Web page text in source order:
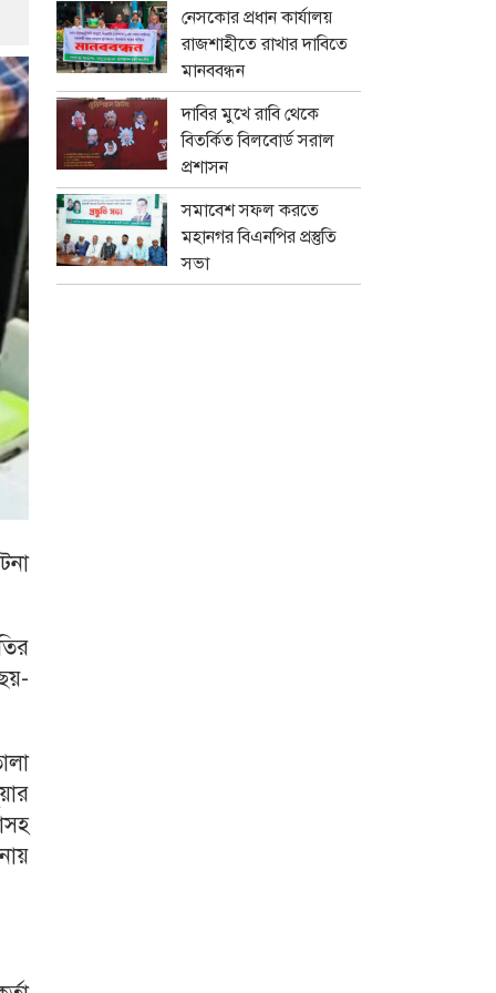
নেসকোর প্রধান কার্যালয়
রাজশাহীতে রাখার দাবিতে
মানববন্ধন
দাবির মুখে রাবি থেকে
বিতর্কিত বিলবোর্ড সরাল
প্রশাসন
সমাবেশ সফল করতে
মহানগর বিএনপির প্রস্তুতি
সভা